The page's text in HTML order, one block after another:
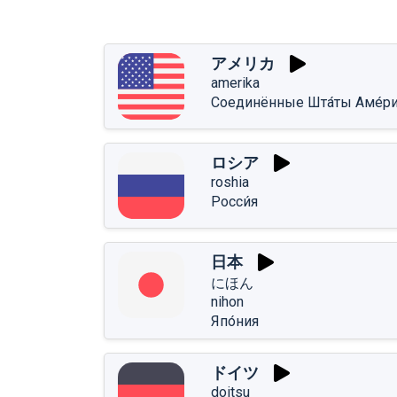
アメリカ
amerika
Соединённые Шта́ты
ロシア
roshia
Росси́я
日本
にほん
nihon
Япо́ния
ドイツ
doitsu